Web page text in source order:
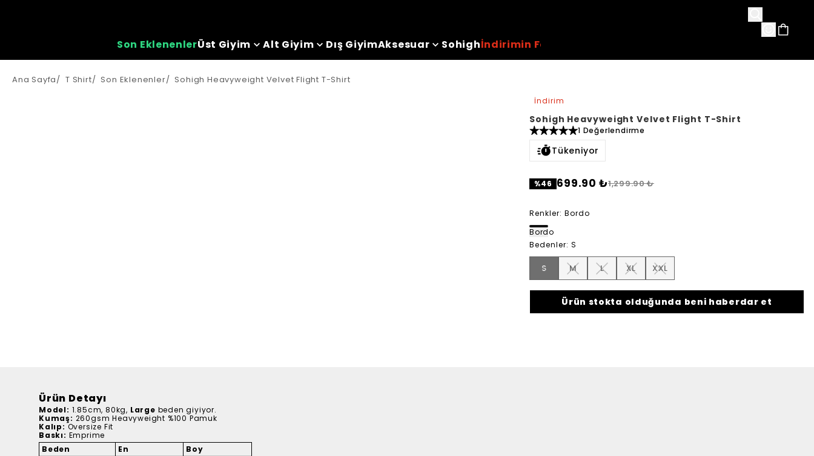
Son EklenenlerÜst Giyim Alt Giyim Dış GiyimAksesuar Sohighİndirimin Favorileri
Ana Sayfa/ T Shirt/ Son Eklenenler/ Sohigh Heavyweight Velvet Flight T-Shirt
İndirim
Sohigh Heavyweight Velvet Flight T-Shirt
1 Değerlendirme
Tükeniyor
%46 699.90 ₺1,299.90 ₺
Renkler: Bordo
Bordo
Bedenler: S
S M L XL XXL
Ürün stokta olduğunda beni haberdar et
Ürün Detayı
Model: 1.85cm, 80kg, Large beden giyiyor.
Kumaş: 260gsm Heavyweight %100 Pamuk
Kalıp: Oversize Fit
Baskı: Emprime
Beden
En
Boy